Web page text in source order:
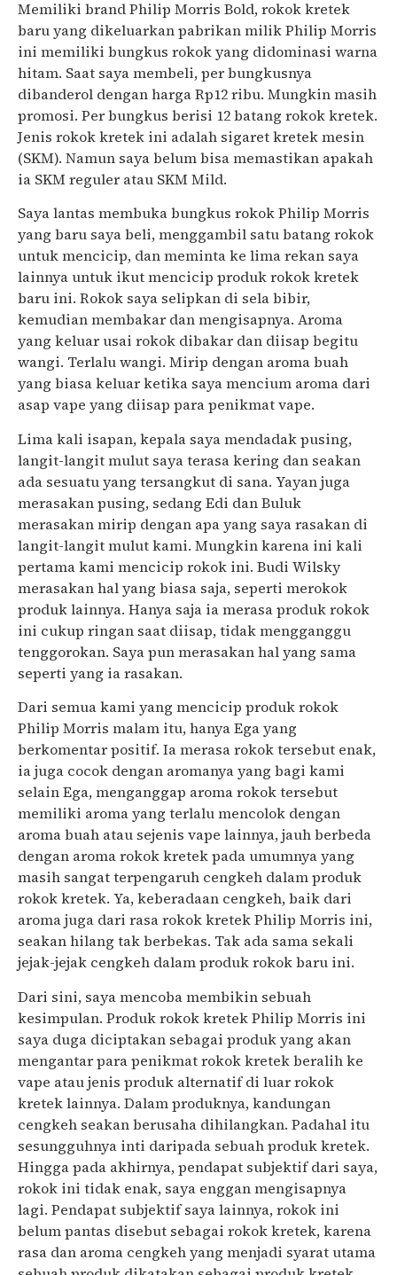
Memiliki brand Philip Morris Bold, rokok kretek
baru yang dikeluarkan pabrikan milik Philip Morris
ini memiliki bungkus rokok yang didominasi warna
hitam. Saat saya membeli, per bungkusnya
dibanderol dengan harga Rp12 ribu. Mungkin masih
promosi. Per bungkus berisi 12 batang rokok kretek.
Jenis rokok kretek ini adalah sigaret kretek mesin
(SKM). Namun saya belum bisa memastikan apakah
ia SKM reguler atau SKM Mild.
Saya lantas membuka bungkus rokok Philip Morris
yang baru saya beli, menggambil satu batang rokok
untuk mencicip, dan meminta ke lima rekan saya
lainnya untuk ikut mencicip produk rokok kretek
baru ini. Rokok saya selipkan di sela bibir,
kemudian membakar dan mengisapnya. Aroma
yang keluar usai rokok dibakar dan diisap begitu
wangi. Terlalu wangi. Mirip dengan aroma buah
yang biasa keluar ketika saya mencium aroma dari
asap vape yang diisap para penikmat vape.
Lima kali isapan, kepala saya mendadak pusing,
langit-langit mulut saya terasa kering dan seakan
ada sesuatu yang tersangkut di sana. Yayan juga
merasakan pusing, sedang Edi dan Buluk
merasakan mirip dengan apa yang saya rasakan di
langit-langit mulut kami. Mungkin karena ini kali
pertama kami mencicip rokok ini. Budi Wilsky
merasakan hal yang biasa saja, seperti merokok
produk lainnya. Hanya saja ia merasa produk rokok
ini cukup ringan saat diisap, tidak mengganggu
tenggorokan. Saya pun merasakan hal yang sama
seperti yang ia rasakan.
Dari semua kami yang mencicip produk rokok
Philip Morris malam itu, hanya Ega yang
berkomentar positif. Ia merasa rokok tersebut enak,
ia juga cocok dengan aromanya yang bagi kami
selain Ega, menganggap aroma rokok tersebut
memiliki aroma yang terlalu mencolok dengan
aroma buah atau sejenis vape lainnya, jauh berbeda
dengan aroma rokok kretek pada umumnya yang
masih sangat terpengaruh cengkeh dalam produk
rokok kretek. Ya, keberadaan cengkeh, baik dari
aroma juga dari rasa rokok kretek Philip Morris ini,
seakan hilang tak berbekas. Tak ada sama sekali
jejak-jejak cengkeh dalam produk rokok baru ini.
Dari sini, saya mencoba membikin sebuah
kesimpulan. Produk rokok kretek Philip Morris ini
saya duga diciptakan sebagai produk yang akan
mengantar para penikmat rokok kretek beralih ke
vape atau jenis produk alternatif di luar rokok
kretek lainnya. Dalam produknya, kandungan
cengkeh seakan berusaha dihilangkan. Padahal itu
sesungguhnya inti daripada sebuah produk kretek.
Hingga pada akhirnya, pendapat subjektif dari saya,
rokok ini tidak enak, saya enggan mengisapnya
lagi. Pendapat subjektif saya lainnya, rokok ini
belum pantas disebut sebagai rokok kretek, karena
rasa dan aroma cengkeh yang menjadi syarat utama